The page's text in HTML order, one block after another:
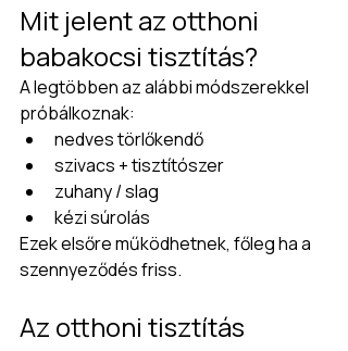
Mit jelent az otthoni
babakocsi tisztítás?
A legtöbben az alábbi módszerekkel
próbálkoznak:
nedves törlőkendő
szivacs + tisztítószer
zuhany / slag
kézi súrolás
Ezek elsőre működhetnek, főleg ha a
szennyeződés friss.
Az otthoni tisztítás